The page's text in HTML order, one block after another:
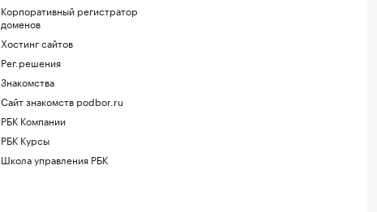
Корпоративный регистратор
доменов
Хостинг сайтов
Рег.решения
Знакомства
Сайт знакомств podbor.ru
РБК Компании
РБК Курсы
Школа управления РБК